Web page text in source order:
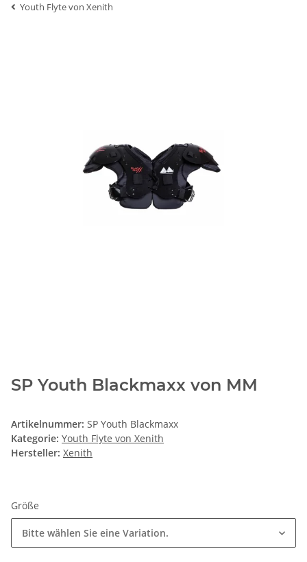
Youth Flyte von Xenith
SP Youth Blackmaxx von MM
Artikelnummer: SP Youth Blackmaxx
Kategorie: Youth Flyte von Xenith
Hersteller: Xenith
Größe
Bitte wählen Sie eine Variation.